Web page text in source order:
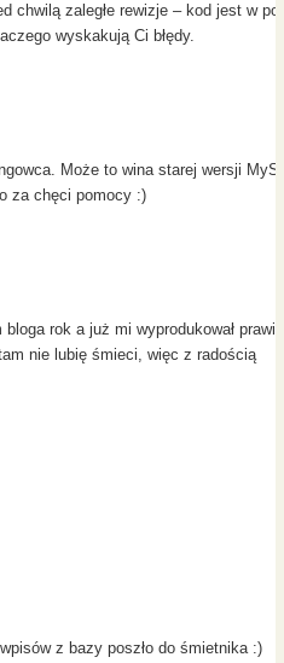
chwilą zaległe rewizje – kod jest w
wyskakują Ci błędy.
Może to wina starej wersji
za chęci pomocy :)
rok a już mi wyprodukował
nie lubię śmieci, więc z radością
z bazy poszło do śmietnika :)